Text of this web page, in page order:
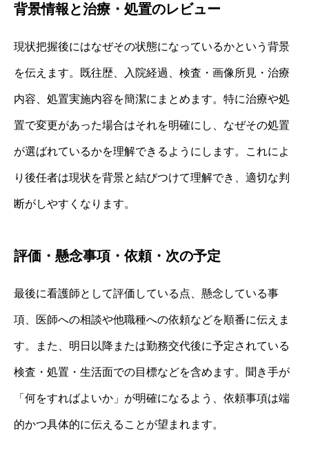
背景情報と治療・処置のレビュー
現状把握後にはなぜその状態になっているかという背景
を伝えます。既往歴、入院経過、検査・画像所見・治療
内容、処置実施内容を簡潔にまとめます。特に治療や処
置で変更があった場合はそれを明確にし、なぜその処置
が選ばれているかを理解できるようにします。これによ
り後任者は現状を背景と結びつけて理解でき、適切な判
断がしやすくなります。
評価・懸念事項・依頼・次の予定
最後に看護師として評価している点、懸念している事
項、医師への相談や他職種への依頼などを順番に伝えま
す。また、明日以降または勤務交代後に予定されている
検査・処置・生活面での目標などを含めます。聞き手が
「何をすればよいか」が明確になるよう、依頼事項は端
的かつ具体的に伝えることが望まれます。